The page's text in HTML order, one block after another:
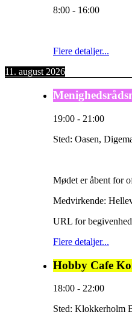
8:00 - 16:00
Flere detaljer...
11. august 2026
19:00 - 21:00
Sted: Oasen,
Mødet er åbent for
Medvirkende:
URL for
Flere detaljer...
Hobby Cafe
18:00 - 22:00
Sted: Klokkerholm